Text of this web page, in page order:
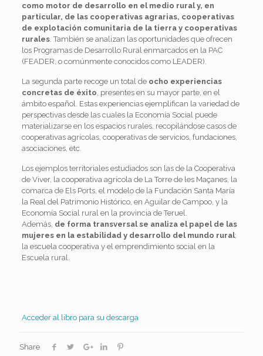
como motor de desarrollo en el medio rural y, en
particular, de las cooperativas agrarias, cooperativas
de explotación comunitaria de la tierra y cooperativas
rurales. También se analizan las oportunidades que ofrecen
los Programas de Desarrollo Rural enmarcados en la PAC
(FEADER, o comúnmente conocidos como LEADER).
La segunda parte recoge un total de ocho experiencias
concretas de éxito , presentes en su mayor parte, en el
ámbito español. Estas experiencias ejemplifican la variedad de
perspectivas desde las cuales la Economía Social puede
materializarse en los espacios rurales, recopilándose casos de
cooperativas agrícolas, cooperativas de servicios, fundaciones,
asociaciones, etc.
Los ejemplos territoriales estudiados son las de la Cooperativa
de Viver, la cooperativa agrícola de La Torre de les Maçanes, la
comarca de Els Ports, el modelo de la Fundación Santa María
la Real del Patrimonio Histórico, en Aguilar de Campoo, y la
Economía Social rural en la provincia de Teruel.
Además, de forma transversal se analiza el papel de las
mujeres en la estabilidad y desarrollo del mundo rural;
la escuela cooperativa y el emprendimiento social en la
Escuela rural.
Acceder al libro para su descarga
Share